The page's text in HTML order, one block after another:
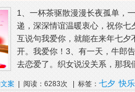
1、一杯茶驱散漫漫长夜孤单，
递，深深情谊温暖衷心，祝你
互说句我爱你，就能在来年七
开。我爱你！3、有一天，牛郎
去恋爱了。织女说没关系，
案 | 阅读：6283次 | 标签： 七夕 快乐